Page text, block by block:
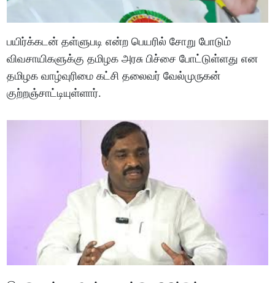
பயிர்க்கடன் தள்ளுபடி என்ற பெயரில் சோறு போடும்
விவசாயிகளுக்கு தமிழக அரசு பிச்சை போட்டுள்ளது என
தமிழக வாழ்வுரிமை கட்சி தலைவர் வேல்முருகன்
குற்றஞ்சாட்டியுள்ளார்.